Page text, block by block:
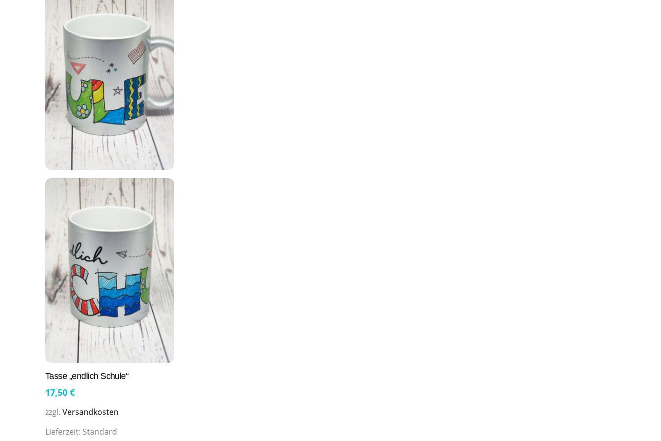
Tasse „endlich Schule“
17,50 €
zzgl. Versandkosten
Lieferzeit: Standard